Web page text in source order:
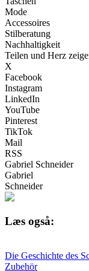
Mode
Accessoires
Stilberatung
Nachhaltigkeit
Teilen und Herz
X
Facebook
Instagram
LinkedIn
YouTube
Pinterest
TikTok
Mail
RSS
Gabriel Schneider
Gabriel
Schneider
Læs også:
Die Geschichte des
Zubehör